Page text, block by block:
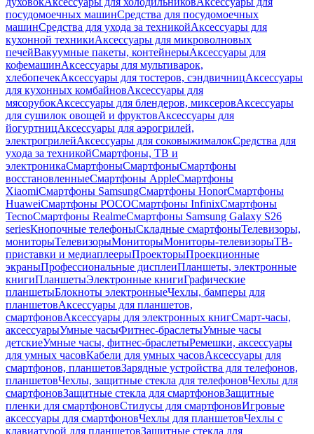
посудомоечных машинСредства для посудомоечных
машинСредства для ухода за техникойАксессуары для
кухонной техникиАксессуары для микроволновых
печейВакуумные пакеты, контейнерыАксессуары для
кофемашинАксессуары для мультиварок,
хлебопечекАксессуары для тостеров, сэндвичницАксессуары
для кухонных комбайновАксессуары для
мясорубокАксессуары для блендеров, миксеровАксессуары
для сушилок овощей и фруктовАксессуары для
йогуртницАксессуары для аэрогрилей,
электрогрилейАксессуары для соковыжималокСредства для
ухода за техникойСмартфоны, ТВ и
электроникаСмартфоныСмартфоныСмартфоны
восстановленныеСмартфоны AppleСмартфоны
XiaomiСмартфоны SamsungСмартфоны HonorСмартфоны
HuaweiСмартфоны POCOСмартфоны InfinixСмартфоны
TecnoСмартфоны RealmeСмартфоны Samsung Galaxy S26
seriesКнопочные телефоныСкладные смартфоныТелевизоры,
мониторыТелевизорыМониторыМониторы-телевизорыТВ-
приставки и медиаплеерыПроекторыПроекционные
экраныПрофессиональные дисплеиПланшеты, электронные
книгиПланшетыЭлектронные книгиГрафические
планшетыБлокноты электронныеЧехлы, бамперы для
планшетовАксессуары для планшетов,
смартфоновАксессуары для электронных книгСмарт-часы,
аксессуарыУмные часыФитнес-браслетыУмные часы
детскиеУмные часы, фитнес-браслетыРемешки, аксессуары
для умных часовКабели для умных часовАксессуары для
смартфонов, планшетовЗарядные устройства для телефонов,
планшетовЧехлы, защитные стекла для телефоновЧехлы для
смартфоновЗащитные стекла для смартфоновЗащитные
пленки для смартфоновСтилусы для смартфоновИгровые
аксессуары для смартфоновЧехлы для планшетовЧехлы с
клавиатурой для планшетовЗащитные стекла для